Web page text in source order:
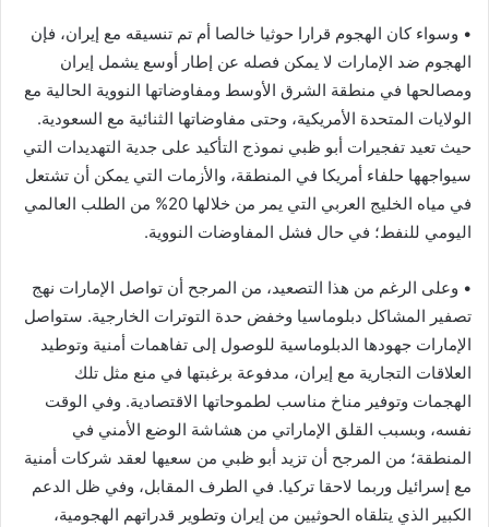
• وسواء كان الهجوم قرارا حوثيا خالصا أم تم تنسيقه مع إيران، فإن
الهجوم ضد الإمارات لا يمكن فصله عن إطار أوسع يشمل إيران
ومصالحها في منطقة الشرق الأوسط ومفاوضاتها النووية الحالية مع
الولايات المتحدة الأمريكية، وحتى مفاوضاتها الثنائية مع السعودية.
حيث تعيد تفجيرات أبو ظبي نموذج التأكيد على جدية التهديدات التي
سيواجهها حلفاء أمريكا في المنطقة، والأزمات التي يمكن أن تشتعل
في مياه الخليج العربي التي يمر من خلالها 20% من الطلب العالمي
اليومي للنفط؛ في حال فشل المفاوضات النووية.
• وعلى الرغم من هذا التصعيد، من المرجح أن تواصل الإمارات نهج
تصفير المشاكل دبلوماسيا وخفض حدة التوترات الخارجية. ستواصل
الإمارات جهودها الدبلوماسية للوصول إلى تفاهمات أمنية وتوطيد
العلاقات التجارية مع إيران، مدفوعة برغبتها في منع مثل تلك
الهجمات وتوفير مناخ مناسب لطموحاتها الاقتصادية. وفي الوقت
نفسه، وبسبب القلق الإماراتي من هشاشة الوضع الأمني في
المنطقة؛ من المرجح أن تزيد أبو ظبي من سعيها لعقد شركات أمنية
مع إسرائيل وربما لاحقا تركيا. في الطرف المقابل، وفي ظل الدعم
الكبير الذي يتلقاه الحوثيين من إيران وتطوير قدراتهم الهجومية،